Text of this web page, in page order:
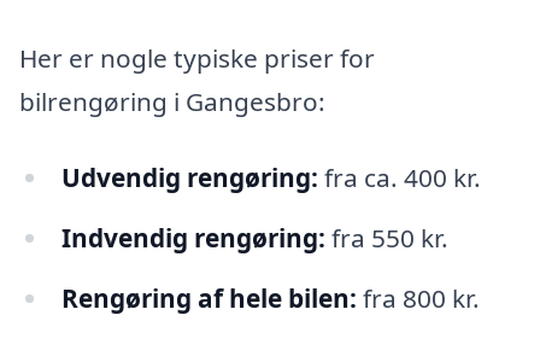
Her er nogle typiske priser for
bilrengøring i Gangesbro:
Udvendig rengøring: fra ca. 400 kr.
Indvendig rengøring: fra 550 kr.
Rengøring af hele bilen: fra 800 kr.